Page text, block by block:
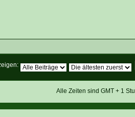
Alle Zeiten sind GMT + 1